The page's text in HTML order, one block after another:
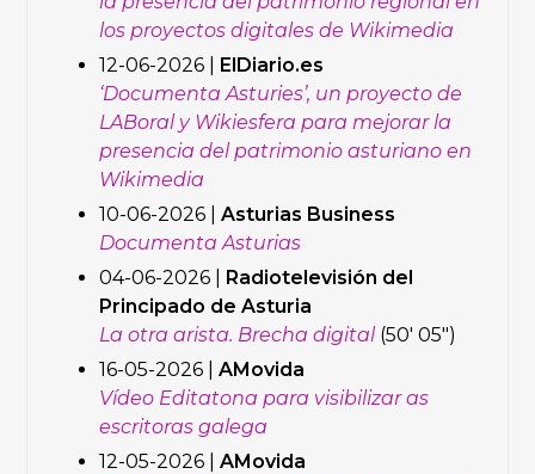
los proyectos digitales de Wikimedia
12-06-2026 | ElDiario.es
‘Documenta Asturies’, un proyecto de
LABoral y Wikiesfera para mejorar la
presencia del patrimonio asturiano en
Wikimedia
10-06-2026 |Asturias Business
Documenta Asturias
04-06-2026 | Radiotelevisión del
Principado de Asturia
La otra arista. Brecha digital(50′ 05″)
16-05-2026 |AMovida
Vídeo Editatona para visibilizar as
escritoras galega
12-05-2026 |AMovida